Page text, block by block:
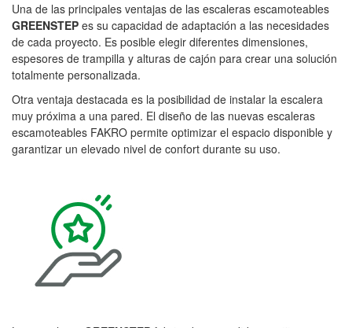
Una de las principales ventajas de las escaleras escamoteables
GREENSTEP es su capacidad de adaptación a las necesidades
de cada proyecto. Es posible elegir diferentes dimensiones,
espesores de trampilla y alturas de cajón para crear una solución
totalmente personalizada.
Otra ventaja destacada es la posibilidad de instalar la escalera
muy próxima a una pared. El diseño de las nuevas escaleras
escamoteables FAKRO permite optimizar el espacio disponible y
garantizar un elevado nivel de confort durante su uso.